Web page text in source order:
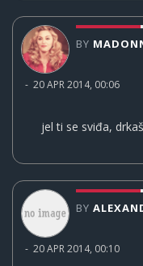
BY
- 20 APR 2014, 00:06
jel ti se sviđa,
BY
- 20 APR 2014, 00:10